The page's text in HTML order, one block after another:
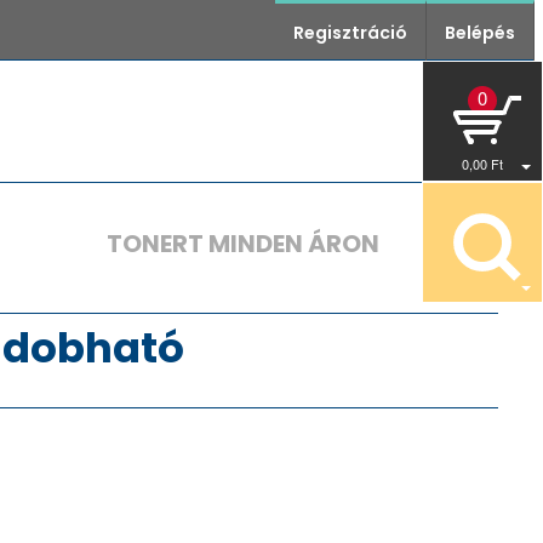
Regisztráció Belépés
0
0,00 Ft
TONERT MINDEN ÁRON